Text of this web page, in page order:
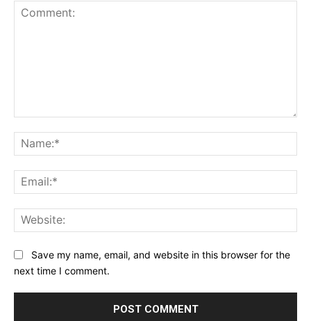
Save my name, email, and website in this browser for the
next time I comment.